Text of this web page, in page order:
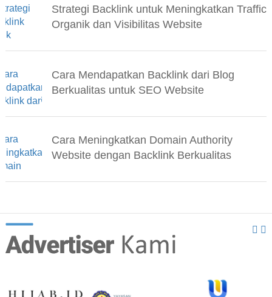
Strategi Backlink untuk Meningkatkan Traffic
Organik dan Visibilitas Website
Cara Mendapatkan Backlink dari Blog
Berkualitas untuk SEO Website
Cara Meningkatkan Domain Authority
Website dengan Backlink Berkualitas